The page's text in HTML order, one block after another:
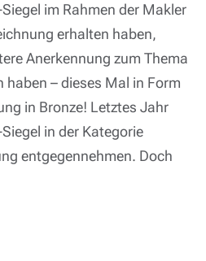
im Rahmen der Makler
erhalten haben,
Anerkennung zum Thema
– dieses Mal in Form
in Bronze! Letztes Jahr
in der Kategorie
entgegennehmen. Doch